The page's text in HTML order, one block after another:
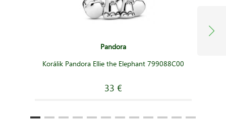
Pandora
Korálik Pandora Ellie the Elephant 799088C00
33 €